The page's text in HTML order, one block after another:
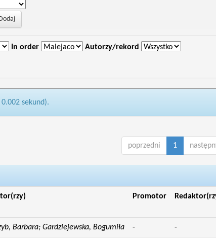
In order Autorzy/rekord
sekund).
poprzedni 1
Promotor
Barbara; Gardziejewska, Bogumiła - -